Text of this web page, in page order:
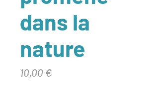
dans la
nature
10,00 €Prix